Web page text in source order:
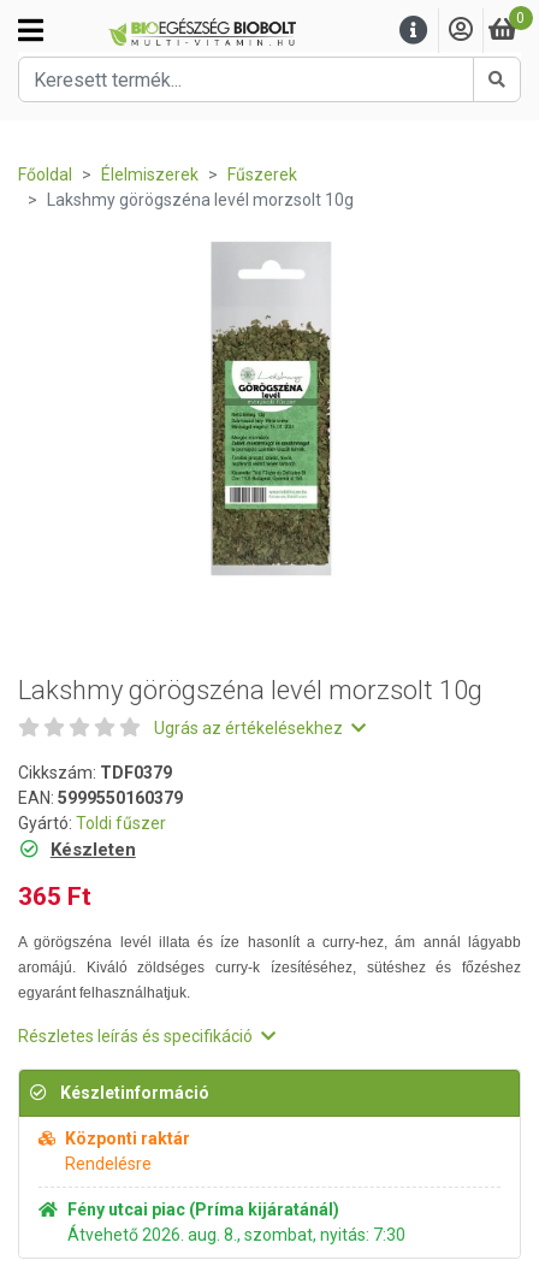
0
Főoldal Élelmiszerek
Fűszerek
Lakshmy görögszéna levél morzsolt 10g
Lakshmy görögszéna levél morzsolt 10g
Ugrás az értékelésekhez
Cikkszám: TDF0379
EAN: 5999550160379
Gyártó: Toldi fűszer
Készleten
365 Ft
A görögszéna levél illata és íze hasonlít a curry-hez, ám annál lágyabb
aromájú. Kiváló zöldséges curry-k ízesítéséhez, sütéshez és főzéshez
egyaránt felhasználhatjuk.
Részletes leírás és specifikáció
Készletinformáció
Központi raktár
Rendelésre
Fény utcai piac (Príma kijáratánál)
Átvehető 2026. aug. 8., szombat, nyitás: 7:30